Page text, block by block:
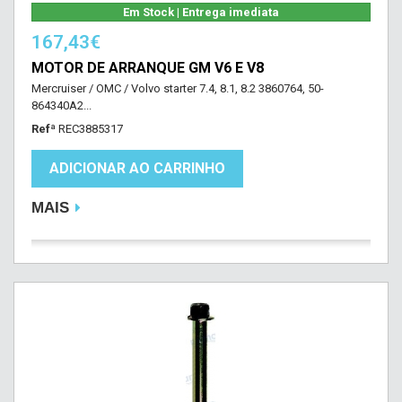
Em Stock | Entrega imediata
167,43€
MOTOR DE ARRANQUE GM V6 E V8
Mercruiser / OMC / Volvo starter 7.4, 8.1, 8.2 3860764, 50-
864340A2...
Refª REC3885317
ADICIONAR AO CARRINHO
MAIS